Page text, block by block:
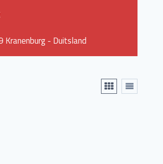
- Duitsland